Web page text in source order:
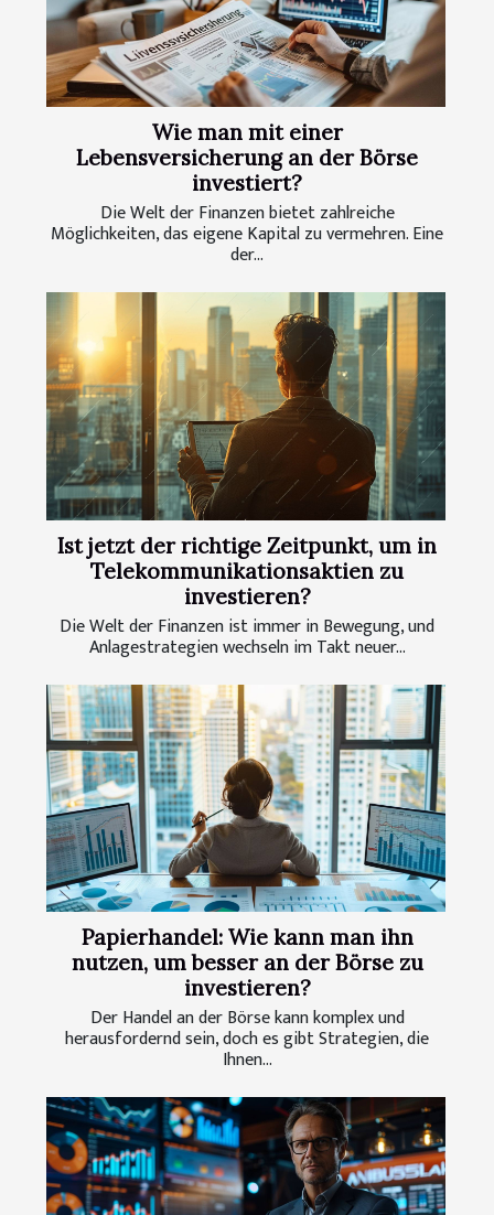
Wie man mit einer
Lebensversicherung an der Börse
investiert?
Die Welt der Finanzen bietet zahlreiche
Möglichkeiten, das eigene Kapital zu vermehren. Eine
der...
Ist jetzt der richtige Zeitpunkt, um in
Telekommunikationsaktien zu
investieren?
Die Welt der Finanzen ist immer in Bewegung, und
Anlagestrategien wechseln im Takt neuer...
Papierhandel: Wie kann man ihn
nutzen, um besser an der Börse zu
investieren?
Der Handel an der Börse kann komplex und
herausfordernd sein, doch es gibt Strategien, die
Ihnen...